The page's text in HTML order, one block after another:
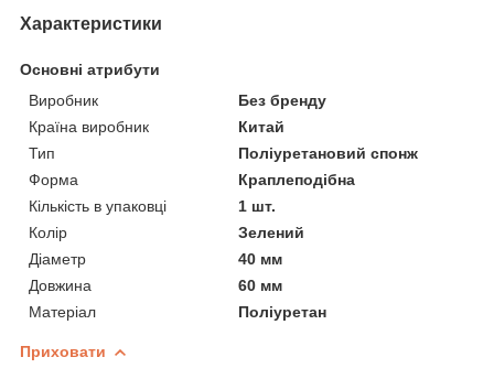
Характеристики
Основні атрибути
Виробник
Без бренду
Країна виробник
Китай
Тип
Поліуретановий спонж
Форма
Краплеподібна
Кількість в упаковці
1 шт.
Колір
Зелений
Діаметр
40 мм
Довжина
60 мм
Матеріал
Поліуретан
Приховати